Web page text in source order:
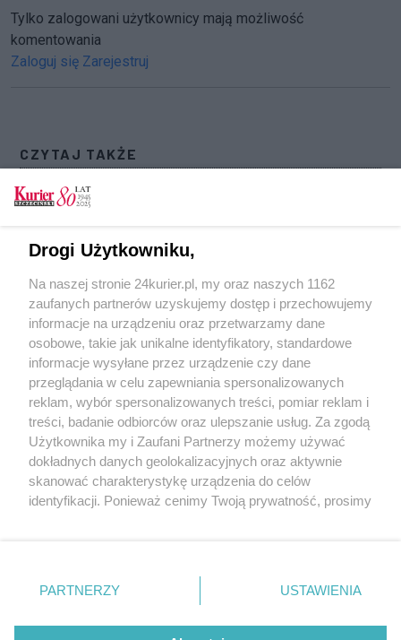
Tylko zalogowani użytkownicy mają możliwość
komentowania
Zaloguj się Zarejestruj
CZYTAJ TAKŻE
Wypadek polskiego autokaru na Słowacji. Jedna
osoba nie żyje (akt. 1)
Cenne odkrycia pod remontowaną posadzką
katedry na Wawelu
Kraków z przewodnikiem. Miasto inne niż
wszystkie [GALERIA]
POGODA
20℃
Zobacz prognozę na 3 dni
Copyright © 2022 Kurier Szczeciński sp. z o.o.
Wszelkie prawa zastrzeżone
Drogi Użytkowniku,
Na naszej stronie 24kurier.pl, my oraz naszych 1162
zaufanych partnerów uzyskujemy dostęp i przechowujemy
informacje na urządzeniu oraz przetwarzamy dane
osobowe, takie jak unikalne identyfikatory, standardowe
informacje wysyłane przez urządzenie czy dane
przeglądania w celu zapewniania spersonalizowanych
reklam, wybór spersonalizowanych treści, pomiar reklam i
treści, badanie odbiorców oraz ulepszanie usług. Za zgodą
Użytkownika my i Zaufani Partnerzy możemy używać
dokładnych danych geolokalizacyjnych oraz aktywnie
skanować charakterystykę urządzenia do celów
identyfikacji. Ponieważ cenimy Twoją prywatność, prosimy
prywatności znajdujący się w lewym dolnym rogu strony
. Niektóre rodzaje przetwarzania danych nie wymagają
PARTNERZY USTAWIENIA